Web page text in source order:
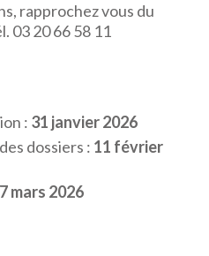
rapprochez vous du
03 20 66 58 11
: 31 janvier 2026
dossiers : 11 février
7 mars 2026